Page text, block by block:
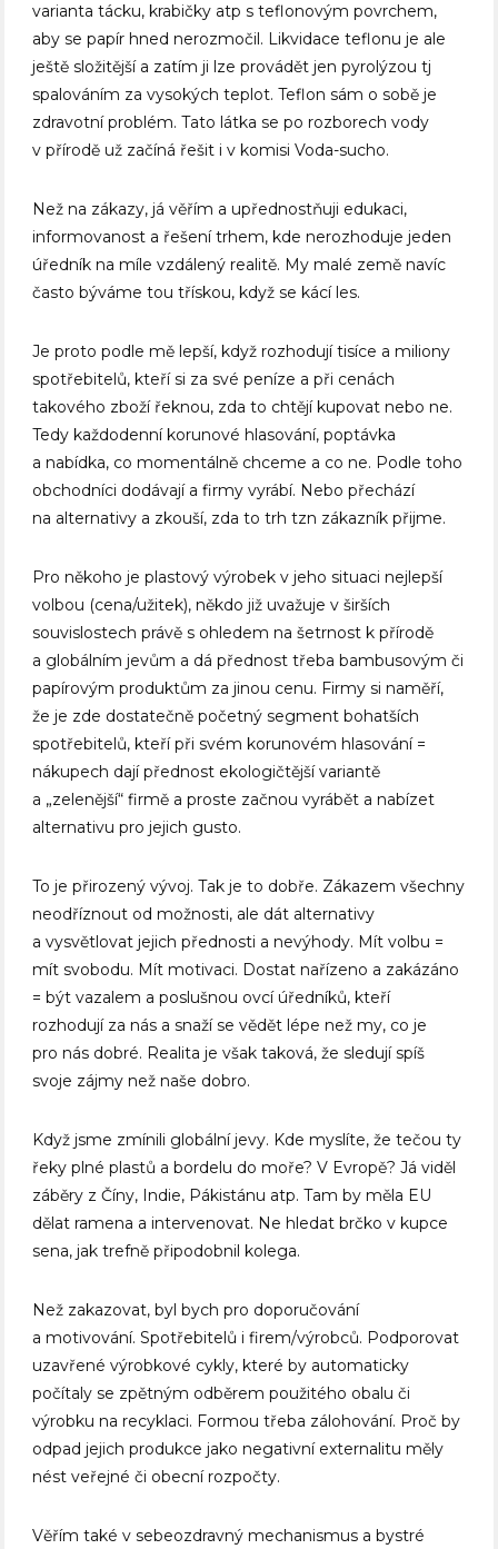
varianta tácku, krabičky atp s teflonovým povrchem,
aby se papír hned nerozmočil. Likvidace teflonu je ale
ještě složitější a zatím ji lze provádět jen pyrolýzou tj
spalováním za vysokých teplot. Teflon sám o sobě je
zdravotní problém. Tato látka se po rozborech vody
v přírodě už začíná řešit i v komisi Voda-sucho.
Než na zákazy, já věřím a upřednostňuji edukaci,
informovanost a řešení trhem, kde nerozhoduje jeden
úředník na míle vzdálený realitě. My malé země navíc
často býváme tou třískou, když se kácí les.
Je proto podle mě lepší, když rozhodují tisíce a miliony
spotřebitelů, kteří si za své peníze a při cenách
takového zboží řeknou, zda to chtějí kupovat nebo ne.
Tedy každodenní korunové hlasování, poptávka
a nabídka, co momentálně chceme a co ne. Podle toho
obchodníci dodávají a firmy vyrábí. Nebo přechází
na alternativy a zkouší, zda to trh tzn zákazník přijme.
Pro někoho je plastový výrobek v jeho situaci nejlepší
volbou (cena/užitek), někdo již uvažuje v širších
souvislostech právě s ohledem na šetrnost k přírodě
a globálním jevům a dá přednost třeba bambusovým či
papírovým produktům za jinou cenu. Firmy si naměří,
že je zde dostatečně početný segment bohatších
spotřebitelů, kteří při svém korunovém hlasování =
nákupech dají přednost ekologičtější variantě
a „zelenější“ firmě a proste začnou vyrábět a nabízet
alternativu pro jejich gusto.
To je přirozený vývoj. Tak je to dobře. Zákazem všechny
neodříznout od možnosti, ale dát alternativy
a vysvětlovat jejich přednosti a nevýhody. Mít volbu =
mít svobodu. Mít motivaci. Dostat nařízeno a zakázáno
= být vazalem a poslušnou ovcí úředníků, kteří
rozhodují za nás a snaží se vědět lépe než my, co je
pro nás dobré. Realita je však taková, že sledují spíš
svoje zájmy než naše dobro.
Když jsme zmínili globální jevy. Kde myslíte, že tečou ty
řeky plné plastů a bordelu do moře? V Evropě? Já viděl
záběry z Číny, Indie, Pákistánu atp. Tam by měla EU
dělat ramena a intervenovat. Ne hledat brčko v kupce
sena, jak trefně připodobnil kolega.
Než zakazovat, byl bych pro doporučování
a motivování. Spotřebitelů i firem/výrobců. Podporovat
uzavřené výrobkové cykly, které by automaticky
počítaly se zpětným odběrem použitého obalu či
výrobku na recyklaci. Formou třeba zálohování. Proč by
odpad jejich produkce jako negativní externalitu měly
nést veřejné či obecní rozpočty.
Věřím také v sebeozdravný mechanismus a bystré